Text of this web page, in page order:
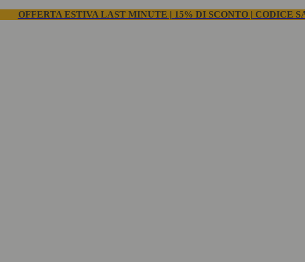
OFFERTA ESTIVA LAST MINUTE | 15% DI SCONTO | CODICE